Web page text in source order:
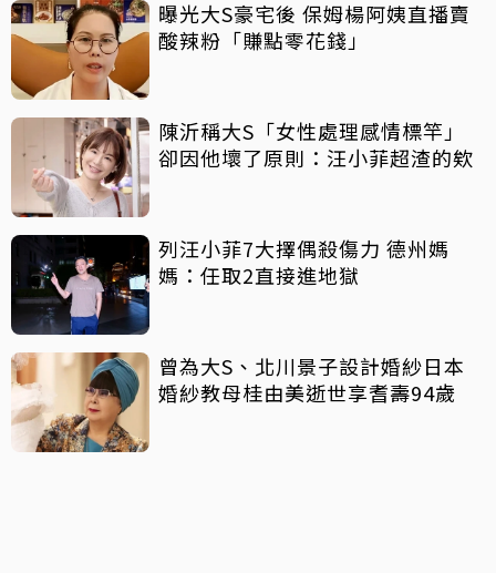
曝光大S豪宅後 保姆楊阿姨直播賣
酸辣粉「賺點零花錢」
陳沂稱大S「女性處理感情標竿」
卻因他壞了原則：汪小菲超渣的欸
列汪小菲7大擇偶殺傷力 德州媽
媽：任取2直接進地獄
曾為大S、北川景子設計婚紗日本
婚紗教母桂由美逝世享耆壽94歲